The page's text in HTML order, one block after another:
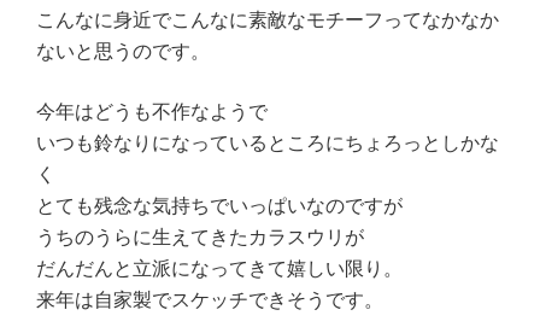
こんなに身近でこんなに素敵なモチーフってなかなか
ないと思うのです。
今年はどうも不作なようで
いつも鈴なりになっているところにちょろっとしかな
く
とても残念な気持ちでいっぱいなのですが
うちのうらに生えてきたカラスウリが
だんだんと立派になってきて嬉しい限り。
来年は自家製でスケッチできそうです。